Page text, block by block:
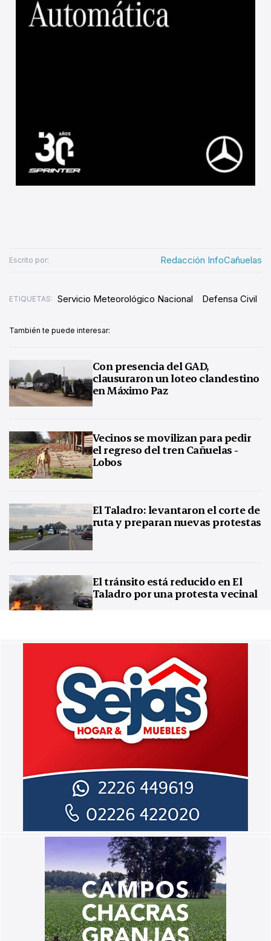
Escrito por: Redacción InfoCañuelas
ETIQUETAS: Servicio Meteorológico Nacional Defensa Civil
También te puede interesar:
Con presencia del GAD,
clausuraron un loteo clandestino
en Máximo Paz
Vecinos se movilizan para pedir
el regreso del tren Cañuelas -
Lobos
El Taladro: levantaron el corte de
ruta y preparan nuevas protestas
El tránsito está reducido en El
Taladro por una protesta vecinal